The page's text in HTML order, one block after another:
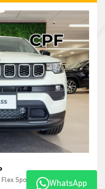
Sport At6 26/26 0km
WhatsApp